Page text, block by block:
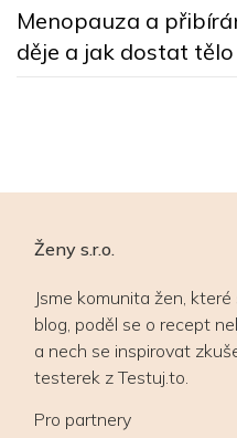
Menopauza a
děje a jak dostat
Ženy s.r.o.
Jsme komunita žen,
blog, poděl se o recept
a nech se inspirovat
testerek z Testuj.to.
Pro partnery